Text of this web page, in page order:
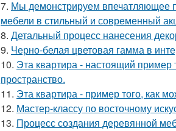
7. Мы демонстрируем впечатляющее
мебели в стильный и современный
8. Детальный процесс нанесения
9. Черно-белая цветовая гамма в
10. Эта квартира - настоящий
пространство.
11. Эта квартира - пример того, как
12. Мастер-классу по восточному
13. Процесс создания деревянной